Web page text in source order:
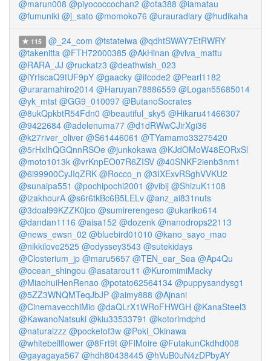
@marun008 @piyococcochan2 @ota388 @iamatau
@fumuniki @j_sato @momoko76 @urauradiary @hudikaha
115 @_24_com @tstateiwa @qdhtSWAY7EtRWRY
@takenitta @FTH72000385 @AkHinan @viva_mattu
@RARA_JJ @ruckatz3 @deathwish_023
@lYrIscaQ9tUF9pY @gaacky @ifcode2 @Pearl1182
@uraramahiro2014 @Haruyan78886559 @Logan55685014
@yk_mtst @GG9_010097 @ButanoSocrates
@8ukQpkbtR54Fdn0 @beautiful_sky5 @Hikaru41466307
@9422684 @adelenuma77 @d1dRWwCJirXgi36
@k27river_oliver @S61446061 @TYamamo33275420
@5rHxIhQGQnnRSOe @junkokawa @KJdOMoW48EORxSl
@moto1013k @vrKnpEO07R6ZISV @40SNKF2ienb3nm1
@6i99900CyJIqZRK @Rocco_n @3IXExvRSghVVKU2
@sunaipa551 @pochipochi2001 @vibij @ShizuK1108
@izakhourA @s6r6tkBc6B5LELv @anz_ai831nuts
@3doal99KZZK0jco @sumirerengeso @ukariko614
@dandan1116 @aisa152 @dozenk @nanodrops22113
@news_ewsn_02 @bluebird01010 @kano_sayo_mao
@nikkilove2525 @odyssey3543 @sutekidays
@Closterium_jp @maru5657 @TEN_ear_Sea @Ap4Qu
@ocean_shingou @asatarou11 @KuromimiMacky
@MiaohuiHenRenao @potato62564134 @puppysandysg1
@5ZZ3WNQMTeqJbJP @aimy888 @Ajnani
@CinemavecchiMio @daQLrX1WRoFHWGH @KanaSteel3
@KawanoNatsuki @kiu33533791 @kotorimdphd
@naturalzzz @pocketof3w @Poki_Okinawa
@whitebellflower @8Frt9t @FlMoire @FutakunCkdhd008
@gayagaya567 @hdh80438445 @hVuB0uN4zDPbyAY